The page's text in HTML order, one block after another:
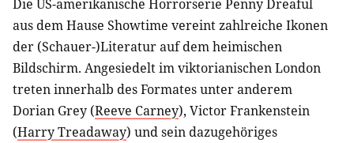
Die US-amerikanische Horrorserie Penny Dreaful
aus dem Hause Showtime vereint zahlreiche Ikonen
der (Schauer-)Literatur auf dem heimischen
Bildschirm. Angesiedelt im viktorianischen London
treten innerhalb des Formates unter anderem
Dorian Grey (Reeve Carney), Victor Frankenstein
(Harry Treadaway) und sein dazugehöriges